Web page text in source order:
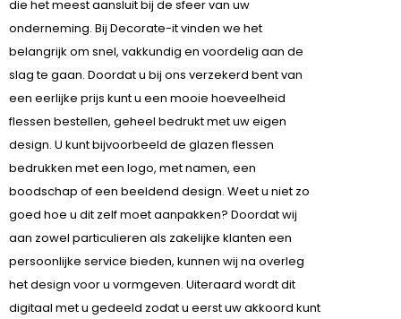
die het meest aansluit bij de sfeer van uw
onderneming. Bij Decorate-it vinden we het
belangrijk om snel, vakkundig en voordelig aan de
slag te gaan. Doordat u bij ons verzekerd bent van
een eerlijke prijs kunt u een mooie hoeveelheid
flessen bestellen, geheel bedrukt met uw eigen
design. U kunt bijvoorbeeld de glazen flessen
bedrukken met een logo, met namen, een
boodschap of een beeldend design. Weet u niet zo
goed hoe u dit zelf moet aanpakken? Doordat wij
aan zowel particulieren als zakelijke klanten een
persoonlijke service bieden, kunnen wij na overleg
het design voor u vormgeven. Uiteraard wordt dit
digitaal met u gedeeld zodat u eerst uw akkoord kunt